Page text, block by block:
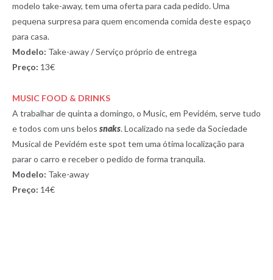
modelo take-away, tem uma oferta para cada pedido. Uma
pequena surpresa para quem encomenda comida deste espaço
para casa.
Modelo: Take-away / Serviço próprio de entrega
Preço: 13€
MUSIC FOOD & DRINKS
A trabalhar de quinta a domingo, o Music, em Pevidém, serve tudo
e todos com uns belos snaks. Localizado na sede da Sociedade
Musical de Pevidém este spot tem uma ótima localização para
parar o carro e receber o pedido de forma tranquila.
Modelo: Take-away
Preço: 14€